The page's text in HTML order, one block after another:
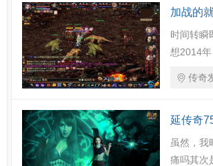
加战的
时间转瞬
想2014
传奇
延传奇
虽然，我
痛吗其次